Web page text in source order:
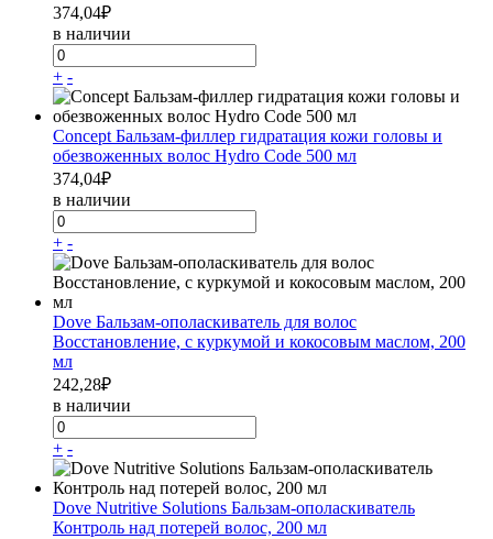
374,04₽
в наличии
+ -
Concept Бальзам-филлер гидратация кожи головы и
обезвоженных волос Hydro Code 500 мл
374,04₽
в наличии
+ -
Dove Бальзам-ополаскиватель для волос
Восстановление, с куркумой и кокосовым маслом, 200
мл
242,28₽
в наличии
+ -
Dove Nutritive Solutions Бальзам-ополаскиватель
Контроль над потерей волос, 200 мл